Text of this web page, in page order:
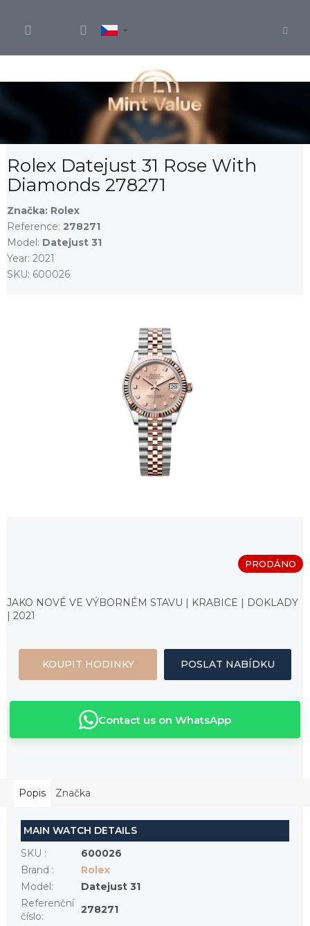
obsah
Rolex Datejust 31 Rose With
Diamonds 278271
Značka: Rolex
Reference: 278271
Model: Datejust 31
Year: 2021
SKU: 600026
cena:
PRODÁNO
JAKO NOVÉ VE VÝBORNÉM STAVU | KRABICE | DOKLADY
| 2021
KOUPIT HODINKY POSLAT NABÍDKU
Contact us on WhatsApp
Popis Značka
MAIN WATCH DETAILS
SKU :
600026
Brand :
Rolex
Model :
Datejust 31
Referenční
číslo:
278271